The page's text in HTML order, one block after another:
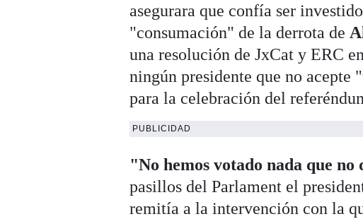
asegurara que confía ser
"consumación" de la derrota de
una resolución de JxCat y ERC
ningún presidente que no acepte
para la celebración del
PUBLICIDAD
"No hemos votado nada que no
pasillos del Parlament el
remitía a la intervención con la